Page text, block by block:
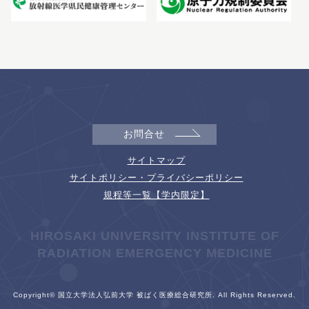
お問合せ
サイトマップ
サイトポリシー・プライバシーポリシー
規程等一覧【学内限定】
HIROSAKI UNIVERSITY INSTITUTE OF
RADIATION EMERGENCY MEDICINE
Copyright© 国立大学法人弘前大学 被ばく医療総合研究所. All Rights Reserved.